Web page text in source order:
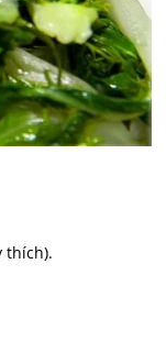
thích).